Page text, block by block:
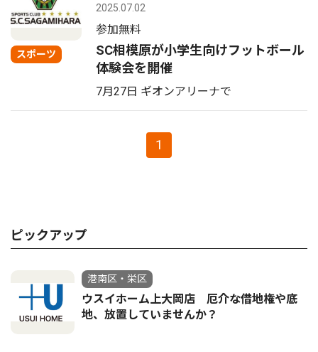
スポーツ
2025.07.02
参加無料
SC相模原が小学生向けフットボール
体験会を開催
7月27日 ギオンアリーナで
1
ピックアップ
港南区・栄区
ウスイホーム上大岡店 厄介な借地権や底
地、放置していませんか？